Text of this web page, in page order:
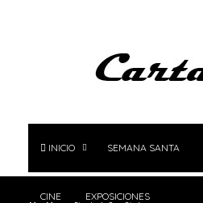
INICIO SEMANA SANTA
CINE EXPOSICIONES